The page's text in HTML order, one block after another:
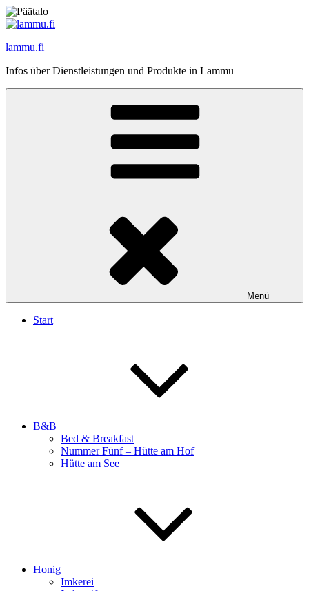
Zum
Inhalt
lammu.fi
Infos über Dienstleistungen und Produkte in Lammu
Menü
Start
B&B
Bed & Breakfast
Nummer Fünf – Hütte am Hof
Hütte am See
Honig
Imkerei